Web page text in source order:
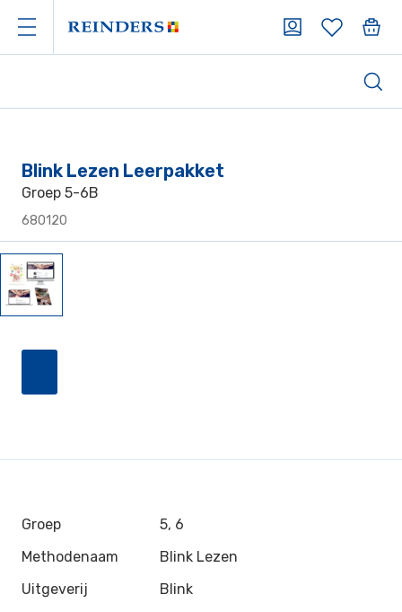
Blink Lezen Leerpakket
Groep 5-6B
680120
Groep
5, 6
Methodenaam
Blink Lezen
Uitgeverij
Blink